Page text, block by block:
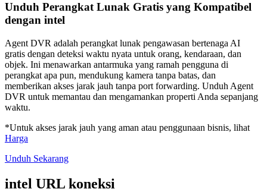
Unduh Perangkat Lunak Gratis yang Kompatibel
dengan intel
Agent DVR adalah perangkat lunak pengawasan bertenaga AI
gratis dengan deteksi waktu nyata untuk orang, kendaraan, dan
objek. Ini menawarkan antarmuka yang ramah pengguna di
perangkat apa pun, mendukung kamera tanpa batas, dan
memberikan akses jarak jauh tanpa port forwarding. Unduh Agent
DVR untuk memantau dan mengamankan properti Anda sepanjang
waktu.
*Untuk akses jarak jauh yang aman atau penggunaan bisnis, lihat
Harga
Unduh Sekarang
intel URL koneksi